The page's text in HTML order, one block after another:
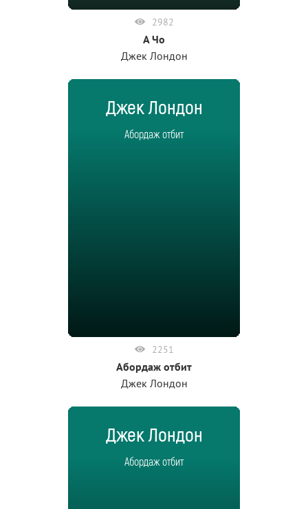
2982
А Чо
Джек Лондон
Джек Лондон
Абордаж отбит
2251
Абордаж отбит
Джек Лондон
Джек Лондон
Абордаж отбит